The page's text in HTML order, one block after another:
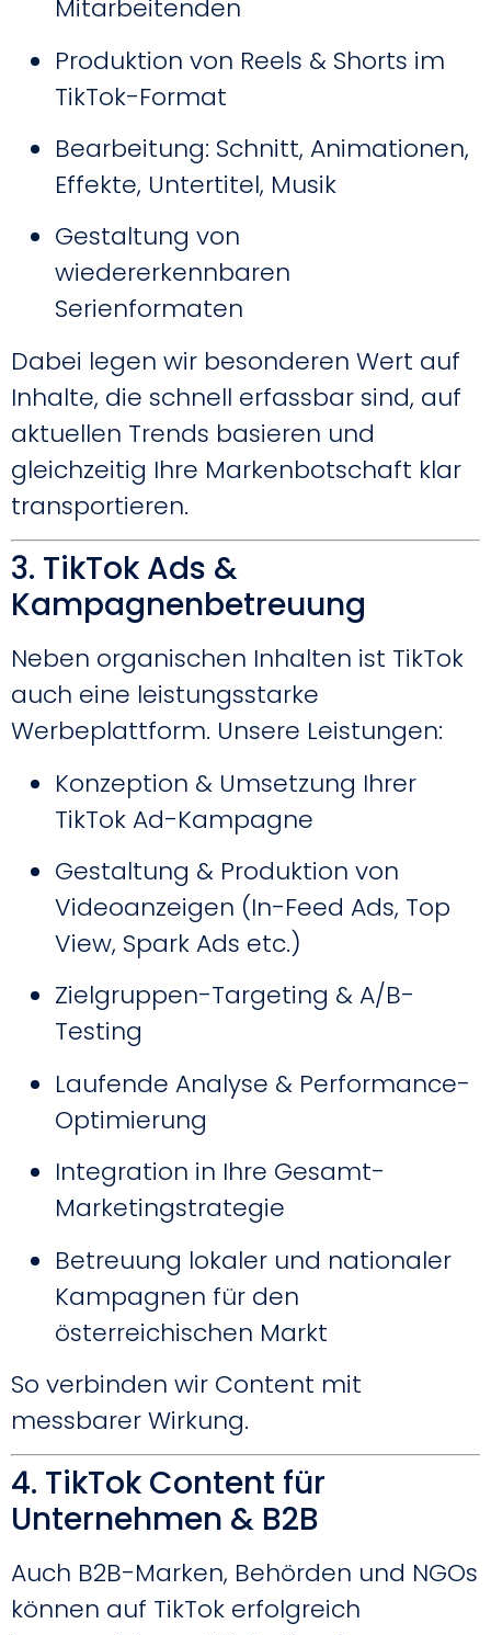
Mitarbeitenden
Produktion von Reels & Shorts im
TikTok-Format
Bearbeitung: Schnitt, Animationen,
Effekte, Untertitel, Musik
Gestaltung von
wiedererkennbaren
Serienformaten
Dabei legen wir besonderen Wert auf
Inhalte, die schnell erfassbar sind, auf
aktuellen Trends basieren und
gleichzeitig Ihre Markenbotschaft klar
transportieren.
3. TikTok Ads &
Kampagnenbetreuung
Neben organischen Inhalten ist TikTok
auch eine leistungsstarke
Werbeplattform. Unsere Leistungen:
Konzeption & Umsetzung Ihrer
TikTok Ad-Kampagne
Gestaltung & Produktion von
Videoanzeigen (In-Feed Ads, Top
View, Spark Ads etc.)
Zielgruppen-Targeting & A/B-
Testing
Laufende Analyse & Performance-
Optimierung
Integration in Ihre Gesamt-
Marketingstrategie
Betreuung lokaler und nationaler
Kampagnen für den
österreichischen Markt
So verbinden wir Content mit
messbarer Wirkung.
4. TikTok Content für
Unternehmen & B2B
Auch B2B-Marken, Behörden und NGOs
können auf TikTok erfolgreich